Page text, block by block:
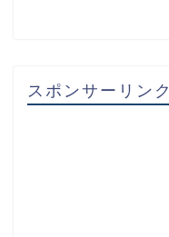
スポンサーリンク